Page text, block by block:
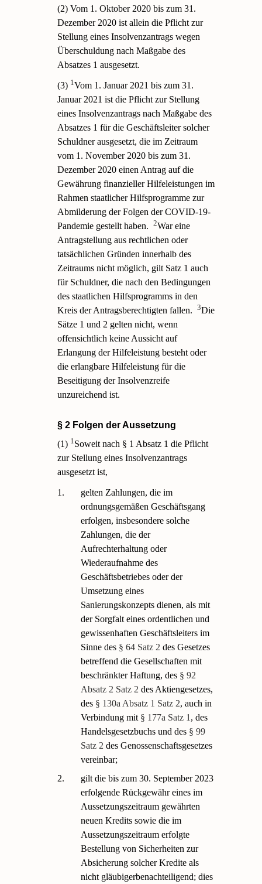
(2) Vom 1. Oktober 2020 bis zum 31.
Dezember 2020 ist allein die Pflicht zur
Stellung eines Insolvenzantrags wegen
Überschuldung nach Maßgabe des
Absatzes 1 ausgesetzt.
(3) 1Vom 1. Januar 2021 bis zum 31.
Januar 2021 ist die Pflicht zur Stellung
eines Insolvenzantrags nach Maßgabe des
Absatzes 1 für die Geschäftsleiter solcher
Schuldner ausgesetzt, die im Zeitraum
vom 1. November 2020 bis zum 31.
Dezember 2020 einen Antrag auf die
Gewährung finanzieller Hilfeleistungen im
Rahmen staatlicher Hilfsprogramme zur
Abmilderung der Folgen der COVID-19-
Pandemie gestellt haben.
2War eine
Antragstellung aus rechtlichen oder
tatsächlichen Gründen innerhalb des
Zeitraums nicht möglich, gilt Satz 1 auch
für Schuldner, die nach den Bedingungen
des staatlichen Hilfsprogramms in den
Kreis der Antragsberechtigten fallen.
3Die
Sätze 1 und 2 gelten nicht, wenn
offensichtlich keine Aussicht auf
Erlangung der Hilfeleistung besteht oder
die erlangbare Hilfeleistung für die
Beseitigung der Insolvenzreife
unzureichend ist.
§ 2 Folgen der Aussetzung
(1) 1 Soweit nach § 1 Absatz 1 die Pflicht
zur Stellung eines Insolvenzantrags
ausgesetzt ist,
1.
gelten Zahlungen, die im
ordnungsgemäßen Geschäftsgang
erfolgen, insbesondere solche
Zahlungen, die der
Aufrechterhaltung oder
Wiederaufnahme des
Geschäftsbetriebes oder der
Umsetzung eines
Sanierungskonzepts dienen, als mit
der Sorgfalt eines ordentlichen und
gewissenhaften Geschäftsleiters im
Sinne des § 64 Satz 2 des Gesetzes
betreffend die Gesellschaften mit
beschränkter Haftung, des § 92
Absatz 2 Satz 2 des Aktiengesetzes,
des § 130a Absatz 1 Satz 2, auch in
Verbindung mit § 177a Satz 1 , des
Handelsgesetzbuchs und des § 99
Satz 2 des Genossenschaftsgesetzes
vereinbar;
2.
gilt die bis zum 30. September 2023
erfolgende Rückgewähr eines im
Aussetzungszeitraum gewährten
neuen Kredits sowie die im
Aussetzungszeitraum erfolgte
Bestellung von Sicherheiten zur
Absicherung solcher Kredite als
nicht gläubigerbenachteiligend; dies